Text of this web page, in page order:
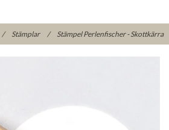
/ Stämplar / Stämpel Perlenfischer - Skottkärra